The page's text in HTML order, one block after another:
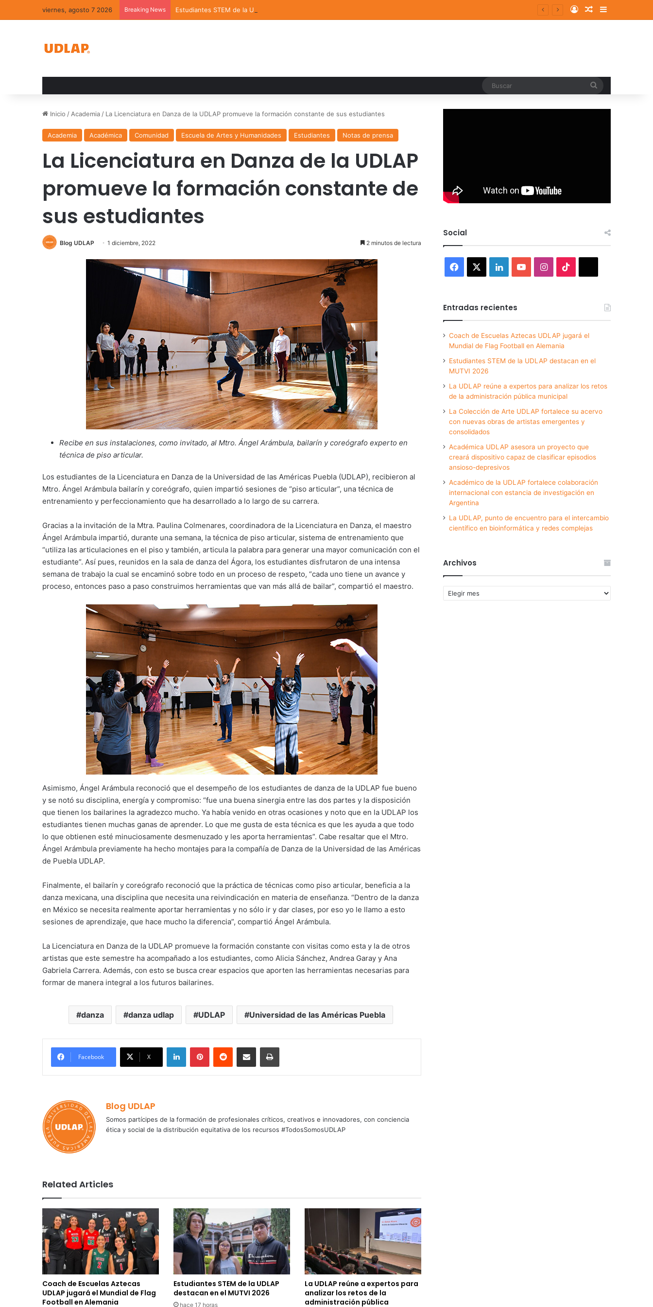
viernes, agosto 7 2026 Breaking News Estudiantes STEM de la UDLAP destacan en el MUTVI 2026 Log InRandom Article
Sidebar
Inicio / Academia / La Licenciatura en Danza de la UDLAP promueve la formación constante de sus estudiantes
Academia Académica Comunidad Escuela de Artes y Humanidades Estudiantes Notas de prensa
La Licenciatura en Danza de la UDLAP
promueve la formación constante de
sus estudiantes
Blog UDLAP 1 diciembre, 2022 2 minutos de lectura
Recibe en sus instalaciones, como invitado, al Mtro. Ángel Arámbula, bailarín y coreógrafo experto en
técnica de piso articular.
Los estudiantes de la Licenciatura en Danza de la Universidad de las Américas Puebla (UDLAP), recibieron al
Mtro. Ángel Arámbula bailarín y coreógrafo, quien impartió sesiones de “piso articular”, una técnica de
entrenamiento y perfeccionamiento que ha desarrollado a lo largo de su carrera.
Gracias a la invitación de la Mtra. Paulina Colmenares, coordinadora de la Licenciatura en Danza, el maestro
Ángel Arámbula impartió, durante una semana, la técnica de piso articular, sistema de entrenamiento que
“utiliza las articulaciones en el piso y también, articula la palabra para generar una mayor comunicación con el
estudiante”. Así pues, reunidos en la sala de danza del Ágora, los estudiantes disfrutaron de una intensa
semana de trabajo la cual se encaminó sobre todo en un proceso de respeto, “cada uno tiene un avance y
proceso, entonces paso a paso construimos herramientas que van más allá de bailar”, compartió el maestro.
Asimismo, Ángel Arámbula reconoció que el desempeño de los estudiantes de danza de la UDLAP fue bueno
y se notó su disciplina, energía y compromiso: “fue una buena sinergia entre las dos partes y la disposición
que tienen los bailarines la agradezco mucho. Ya había venido en otras ocasiones y noto que en la UDLAP los
estudiantes tienen muchas ganas de aprender. Lo que me gusta de esta técnica es que les ayuda a que todo
lo que obtienen esté minuciosamente desmenuzado y les aporta herramientas”. Cabe resaltar que el Mtro.
Ángel Arámbula previamente ha hecho montajes para la compañía de Danza de la Universidad de las Américas
de Puebla UDLAP.
Finalmente, el bailarín y coreógrafo reconoció que la práctica de técnicas como piso articular, beneficia a la
danza mexicana, una disciplina que necesita una reivindicación en materia de enseñanza. “Dentro de la danza
en México se necesita realmente aportar herramientas y no sólo ir y dar clases, por eso yo le llamo a esto
sesiones de aprendizaje, que hace mucho la diferencia”, compartió Ángel Arámbula.
La Licenciatura en Danza de la UDLAP promueve la formación constante con visitas como esta y la de otros
artistas que este semestre ha acompañado a los estudiantes, como Alicia Sánchez, Andrea Garay y Ana
Gabriela Carrera. Además, con esto se busca crear espacios que aporten las herramientas necesarias para
formar de manera integral a los futuros bailarines.
danza danza udlap UDLAP Universidad de las Américas Puebla
Facebook X
LinkedInPinterestReddit Share via Email Print
Blog UDLAP
Somos partícipes de la formación de profesionales críticos, creativos e innovadores, con conciencia
ética y social de la distribución equitativa de los recursos #TodosSomosUDLAP
Related Articles
Coach de Escuelas Aztecas
UDLAP jugará el Mundial de Flag
Football en Alemania
Estudiantes STEM de la UDLAP
destacan en el MUTVI 2026
hace 17 horas
La UDLAP reúne a expertos para
analizar los retos de la
administración pública
Social
Facebook LinkedInYouTubeInstagram
Entradas recientes
Coach de Escuelas Aztecas UDLAP jugará el
Mundial de Flag Football en Alemania
Estudiantes STEM de la UDLAP destacan en el
MUTVI 2026
La UDLAP reúne a expertos para analizar los retos
de la administración pública municipal
La Colección de Arte UDLAP fortalece su acervo
con nuevas obras de artistas emergentes y
consolidados
Académica UDLAP asesora un proyecto que
creará dispositivo capaz de clasificar episodios
ansioso-depresivos
Académico de la UDLAP fortalece colaboración
internacional con estancia de investigación en
Argentina
La UDLAP, punto de encuentro para el intercambio
científico en bioinformática y redes complejas
Archivos
Archivos